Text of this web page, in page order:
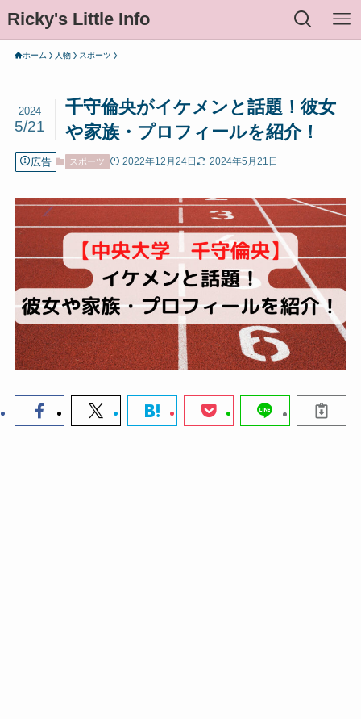
Ricky's Little Info
ホーム 人物 スポーツ
千守倫央がイケメンと話題！彼女
や家族・プロフィールを紹介！
2024
5/21
広告 スポーツ 2022年12月24日 2024年5月21日